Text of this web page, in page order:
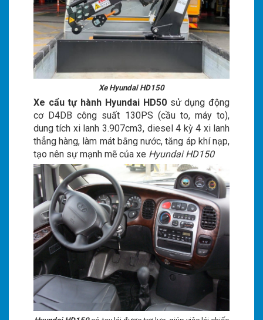
Xe Hyundai HD150
Xe cẩu tự hành Hyundai HD50sử dụng động
cơ D4DB công suất 130PS (cầu to, máy to),
dung tích xi lanh 3.907cm3, diesel 4 kỳ 4 xi lanh
thẳng hàng, làm mát bằng nước, tăng áp khí nạp,
tạo nên sự mạnh mẽ của xe Hyundai HD150